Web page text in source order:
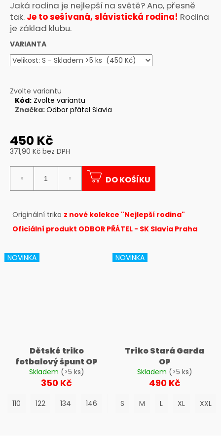
Jaká rodina je nejlepší na světě? Ano, přesně
tak. Je to sešívaná, slávistická rodina! Rodina
je základ klubu.
VARIANTA
Zvolte variantu
Kód: Zvolte variantu
Značka:Odbor přátel Slavia
450 Kč
371,90 Kč bez DPH
cena:
DO KOŠÍKU
Originální triko z nové kolekce "Nejlepší rodina"
Oficiální produkt ODBOR PŘÁTEL - SK Slavia Praha
NOVINKA
Dětské triko
fotbalový špunt OP
Skladem (>5 ks)
350 Kč
110 122 134 146 158
NOVINKA
Triko Stará Garda
OP
Skladem (>5 ks)
490 Kč
S M L XL XXL
a
j
í
t
?
HLEDAT
D
o
o
u
č
u
e
m